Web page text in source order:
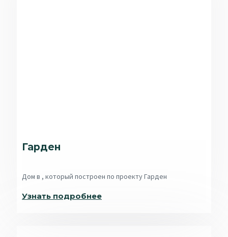
Гарден
Дом в , который построен по проекту Гарден
Узнать подробнее​